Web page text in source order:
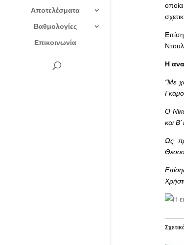
Αποτελέσματα
Βαθμολογίες
Επικοινωνία
Η
“Με
Ο
και
Ως